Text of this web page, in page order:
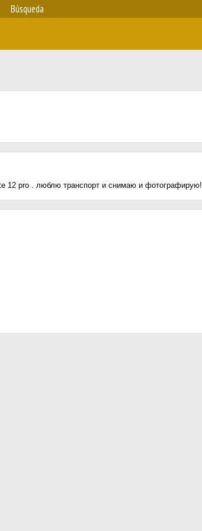
Búsqueda
12 pro . люблю транспорт и снимаю и фотографирую!